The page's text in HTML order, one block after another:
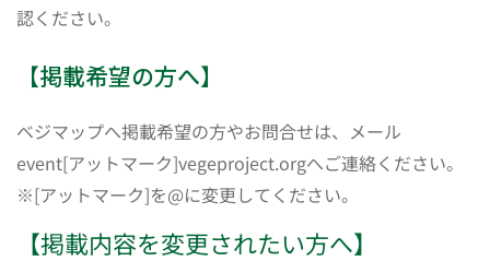
認ください。
【掲載希望の方へ】
ベジマップへ掲載希望の方やお問合せは、メール
event[アットマーク]vegeproject.orgへご連絡ください。
※[アットマーク]を@に変更してください。
【掲載内容を変更されたい方へ】